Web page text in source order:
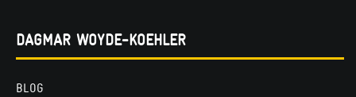
DAGMAR WOYDE-KOEHLER
BLOG